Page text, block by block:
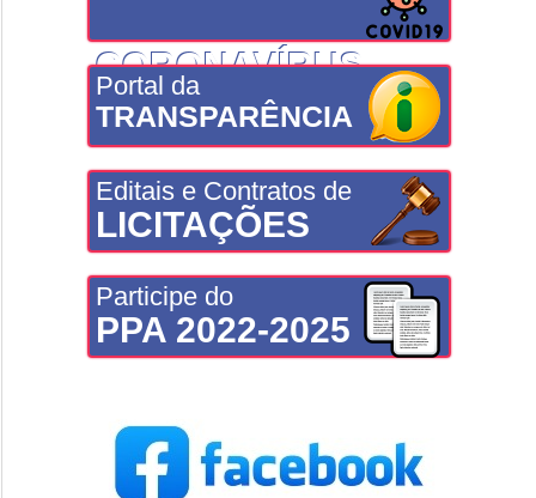
CORONAVÍRUS
Portal da
TRANSPARÊNCIA
Editais e Contratos de
LICITAÇÕES
Participe do
PPA 2022-2025